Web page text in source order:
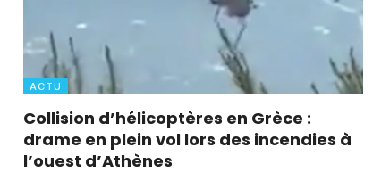
ACTU
Collision d’hélicoptères en Grèce :
drame en plein vol lors des incendies à
l’ouest d’Athènes